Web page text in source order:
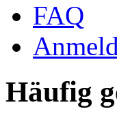
FAQ
Häufig